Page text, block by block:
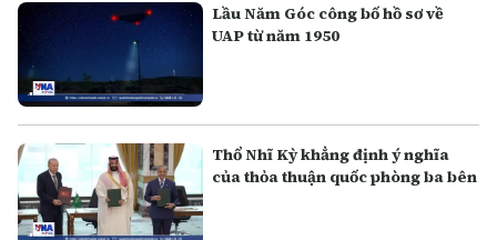
Lầu Năm Góc công bố hồ sơ về
UAP từ năm 1950
Thổ Nhĩ Kỳ khẳng định ý nghĩa
của thỏa thuận quốc phòng ba bên